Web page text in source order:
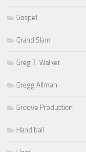
Gospel
Grand Slam
Greg T. Walker
Gregg Allman
Groove Production
Hand ball